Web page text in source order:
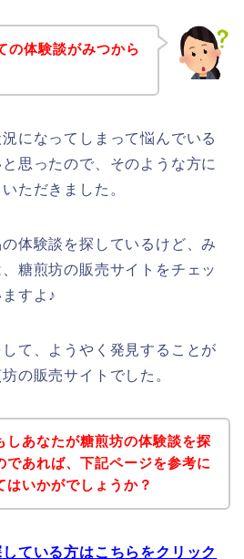
の体験談がみつから
になってしまって悩んでいる
思ったので、そのような方に
ただきました。
体験談を探しているけど、み
糖煎坊の販売サイトをチェッ
すよ♪
て、ようやく発見することが
の販売サイトでした。
しあなたが糖煎坊の体験談を探
であれば、下記ページを参考に
はいかがでしょうか？
ている方はこちらをクリック